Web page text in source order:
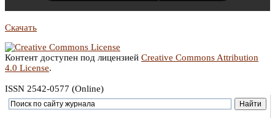
Скачать
Контент доступен под лицензией Creative Commons Attribution
4.0 License.
ISSN 2542-0577 (Online)